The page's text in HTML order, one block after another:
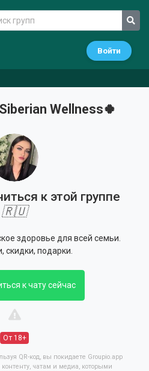
Войти
Wellness🍀
к этой группе
🇷🇺
здоровье для всей семьи.
скидки, подарки.
к чату сейчас
От 18+
QR-код, вы покидаете Groupio.app
чатам и медиа, которыми